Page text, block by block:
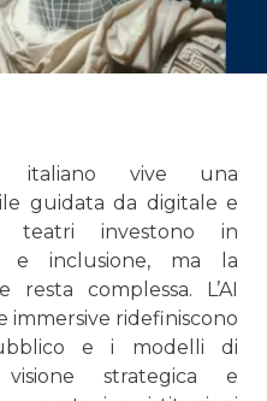
italiano vive una
guidata da digitale e
teatri investono in
e inclusione, ma la
resta complessa. L’AI
immersive ridefiniscono
e i modelli di
visione strategica e